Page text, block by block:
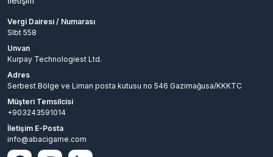
Vergi Dairesi / Numarası
Slbt 558
Unvan
Kurpay Technologiest Ltd.
Adres
Serbest Bölge ve Liman posta kutusu no 546 Gazimağusa/KKKTC
Müşteri Temsilcisi
+903243591014
İletişim E-Posta
info@abacigame.com